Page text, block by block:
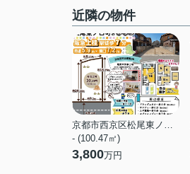
近隣の物件
京都市西京区松尾東ノ口町
- (100.47㎡)
3,800万円